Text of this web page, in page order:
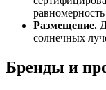
Размещение.
солнечных
Бренды и